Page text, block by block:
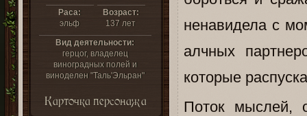
Раса:
эльф
Возраст:
137 лет
Вид деятельности:
герцог, владелец
виноградных полей и
виноделен "Таль'Эльран"
Карточка персонажа
ненавидела с
алчных
которые
Поток мыслей,